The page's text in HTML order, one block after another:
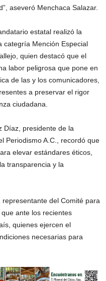
aseveró Menchaca Salazar.
estatal realizó la
categría Mención Especial
quien destacó que el
labor peligrosa que pone en
de las y los comunicadores,
a preservar el rigor
ciudadana.
Díaz, presidente de la
Periodismo A.C., recordó que
elevar estándares éticos,
transparencia y la
del Comité para
ante los recientes
quienes ejercen el
necesarias para